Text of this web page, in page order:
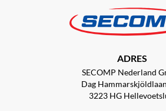
ADRES
SECOMP Nederland
Dag
3223 HG